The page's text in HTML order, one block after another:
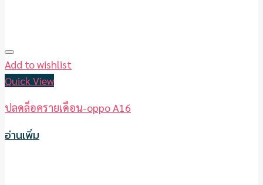
Add to wishlist
Quick View
ปลดล็อครายเดือน-oppo A16
อ่านเพิ่ม